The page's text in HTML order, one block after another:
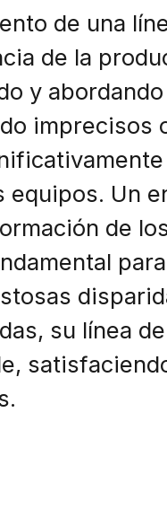
de una
de la
y
equipos. Un
de
su línea